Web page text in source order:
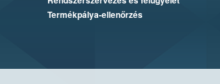
Termékpálya-ellenőrzés